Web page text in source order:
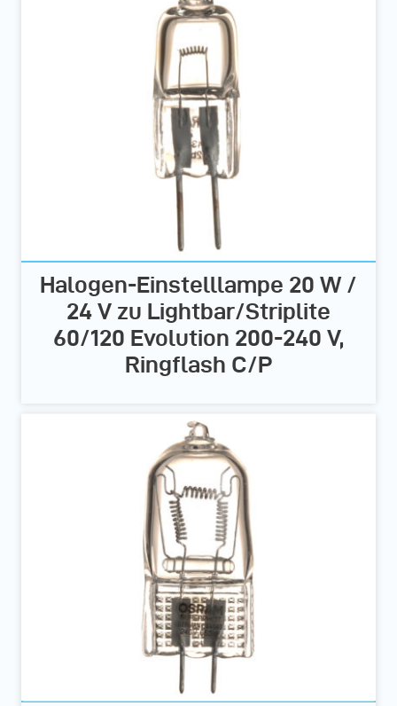
Halogen-Einstelllampe 20 W /
24 V zu Lightbar/Striplite
60/120 Evolution 200-240 V,
Ringflash C/P